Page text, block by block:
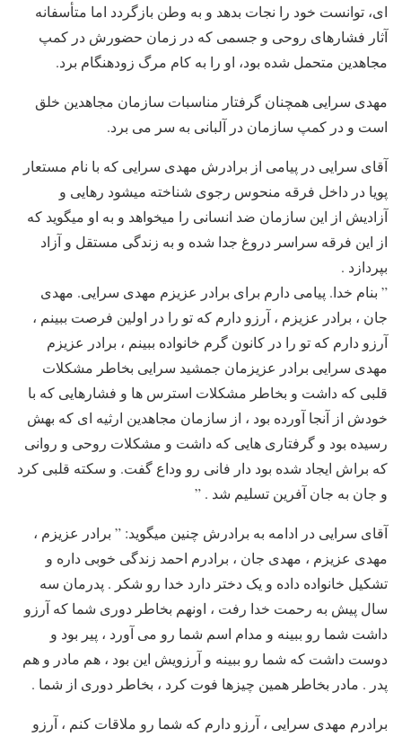
ای، توانست خود را نجات بدهد و به وطن بازگردد اما متأسفانه
آثار فشارهای روحی و جسمی که در زمان حضورش در کمپ
مجاهدین متحمل شده بود، او را به کام مرگ زودهنگام برد.
مهدی سرایی همچنان گرفتار مناسبات سازمان مجاهدین خلق
است و در کمپ سازمان در آلبانی به سر می برد.
آقای سرایی در پیامی از برادرش مهدی سرایی که با نام مستعار
پویا در داخل فرقه منحوس رجوی شناخته میشود رهایی و
آزادیش از این سازمان ضد انسانی را میخواهد و به او میگوید که
از این فرقه سراسر دروغ جدا شده و به زندگی مستقل و آزاد
بپردازد .
” بنام خدا. پیامی دارم برای برادر عزیزم مهدی سرایی. مهدی
جان ، برادر عزیزم ، آرزو دارم که تو را در اولین فرصت ببینم ،
آرزو دارم که تو را در کانون گرم خانواده ببینم ، برادر عزیزم
مهدی سرایی برادر عزیزمان جمشید سرایی بخاطر مشکلات
قلبی که داشت و بخاطر مشکلات استرس ها و فشارهایی که با
خودش از آنجا آورده بود ، از سازمان مجاهدین ارثیه ای که بهش
رسیده بود و گرفتاری هایی که داشت و مشکلات روحی و روانی
که براش ایجاد شده بود دار فانی رو وداع گفت. و سکته قلبی کرد
و جان به جان آفرین تسلیم شد . ”
آقای سرایی در ادامه به برادرش چنین میگوید: ” برادر عزیزم ،
مهدی عزیزم ، مهدی جان ، برادرم احمد زندگی خوبی داره و
تشکیل خانواده داده و یک دختر دارد خدا رو شکر . پدرمان سه
سال پیش به رحمت خدا رفت ، اونهم بخاطر دوری شما که آرزو
داشت شما رو ببینه و مدام اسم شما رو می آورد ، پیر بود و
دوست داشت که شما رو ببینه و آرزویش این بود ، هم مادر و هم
پدر . مادر بخاطر همین چیزها فوت کرد ، بخاطر دوری از شما .
برادرم مهدی سرایی ، آرزو دارم که شما رو ملاقات کنم ، آرزو